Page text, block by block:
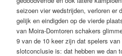
seizoen vier wedstrijden, verloren er
gelijk en eindigden op de vierde
van Moira-Domtoren schakers
9 van de 10 keer zijn dat spelers
slotconclusie is: dat hebben we dan